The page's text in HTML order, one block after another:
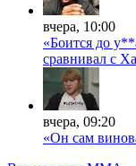
вчера, 10:00
«Боится до
сравнивал с
вчера, 09:20
«Он сам